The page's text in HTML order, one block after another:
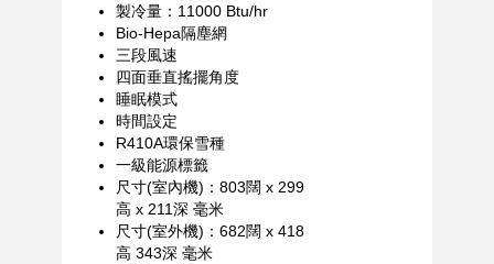
製冷量：11000 Btu/hr
Bio-Hepa隔塵網
三段風速
四面垂直搖擺角度
睡眠模式
時間設定
R410A環保雪種
一級能源標籤
尺寸(室內機)：803闊 x 299
高 x 211深 毫米
尺寸(室外機)：682闊 x 418
高 343深 毫米